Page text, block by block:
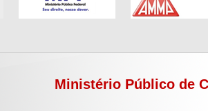
Ministério Público de